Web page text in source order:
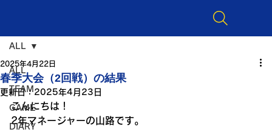
ALL
TEAM
GAME
DIARY
ALL
春季大会（2回戦）の結果
2025年4月22日
更新日：2025年4月23日
こんにちは！
2年マネージャーの山路です。